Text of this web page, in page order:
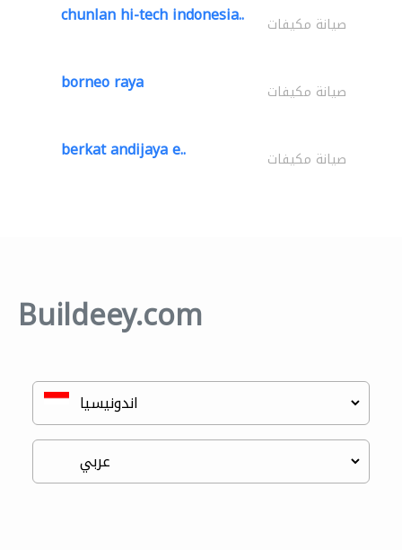
chunlan hi-tech indonesia.. صيانة مكيفات
borneo raya صيانة مكيفات
berkat andijaya e.. صيانة مكيفات
Buildeey.com